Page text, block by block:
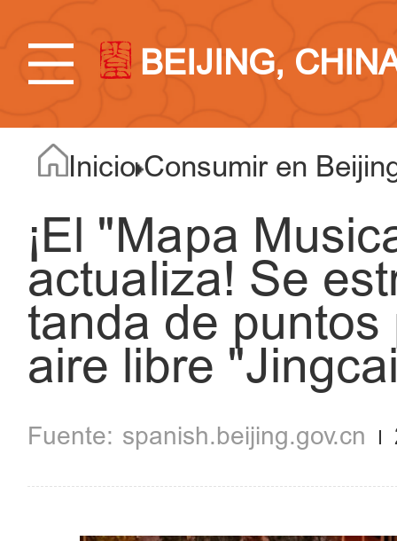
BEIJING,
Inicio Consumir en
¡El "Mapa
actualiza! Se
tanda de
aire libre
spanish.beijing.gov.cn